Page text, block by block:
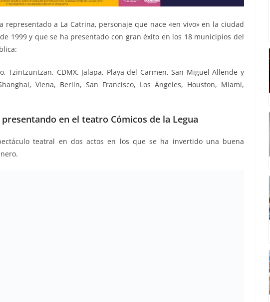
representado a La Catrina, personaje que nace «en vivo» en la ciudad
1999 y que se ha presentado con gran éxito en los 18 municipios del
Tzintzuntzan, CDMX, Jalapa, Playa del Carmen, San Miguel Allende y
Viena, Berlín, San Francisco, Los Ángeles, Houston, Miami,
en el teatro Cómicos de la Legua
teatral en dos actos en los que se ha invertido una buena